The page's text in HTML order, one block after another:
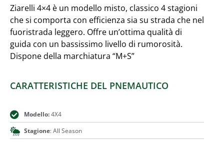
Ziarelli 4×4 è un modello misto, classico 4 stagioni
che si comporta con efficienza sia su strada che nel
fuoristrada leggero. Offre un’ottima qualità di
guida con un bassissimo livello di rumorosità.
Dispone della marchiatura “M+S”
CARATTERISTICHE DEL PNEMAUTICO
Modello:4X4
Stagione: All Season